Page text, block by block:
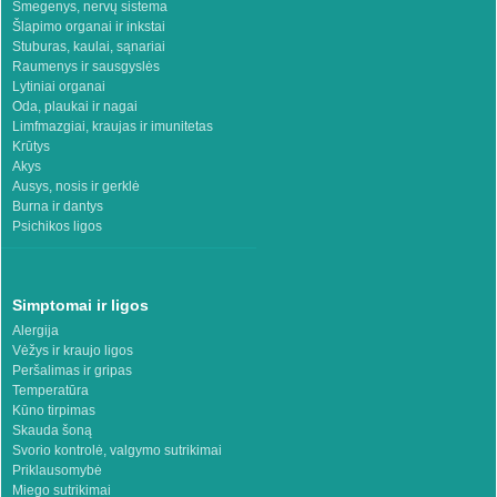
Smegenys, nervų sistema
Šlapimo organai ir inkstai
Stuburas, kaulai, sąnariai
Raumenys ir sausgyslės
Lytiniai organai
Oda, plaukai ir nagai
Limfmazgiai, kraujas ir imunitetas
Krūtys
Akys
Ausys, nosis ir gerklė
Burna ir dantys
Psichikos ligos
Simptomai ir ligos
Alergija
Vėžys ir kraujo ligos
Peršalimas ir gripas
Temperatūra
Kūno tirpimas
Skauda šoną
Svorio kontrolė, valgymo sutrikimai
Priklausomybė
Miego sutrikimai